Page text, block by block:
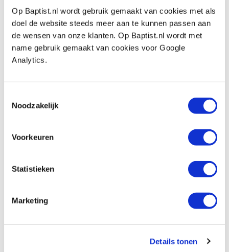
Op Baptist.nl wordt gebruik gemaakt van cookies met als
doel de website steeds meer aan te kunnen passen aan
de wensen van onze klanten. Op Baptist.nl wordt met
name gebruik gemaakt van cookies voor Google
Analytics.
Noodzakelijk
Voorkeuren
Statistieken
Marketing
Details tonen
Estwing klauwhamer 450 gram
Artikelnummer: 13985
€ 74,85 incl. btw
Estwing klauwhamer 615 gram